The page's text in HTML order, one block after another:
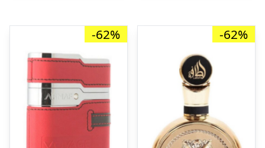
-62% -62%